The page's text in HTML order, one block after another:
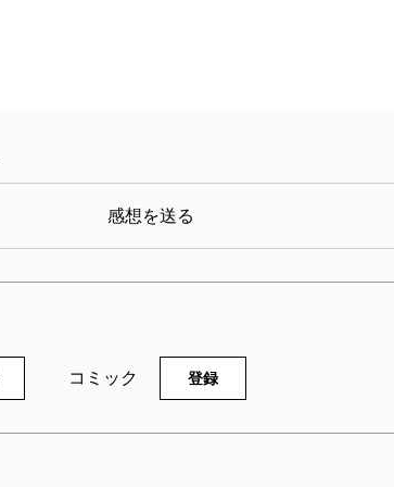
感想を送る
コミック 登録